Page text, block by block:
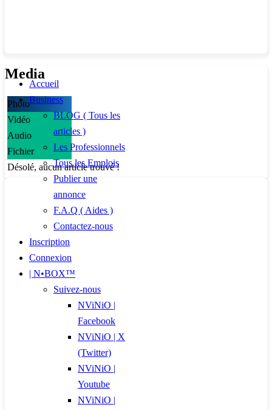
Media
Photo
Vidéo
Audio
Fichier
Désolé, aucun article trouvé !
Accueil
Business
BLOG ( Tous les
articles )
Les Professionnels
Tous les Emplois
Publier une
annonce
F.A.Q ( Aides )
Contactez-nous
Inscription
Connexion
| N•BOX™
Suivez-nous
NViNiO |
Facebook
NViNiO | X
(Twitter)
NViNiO |
Youtube
NViNiO |